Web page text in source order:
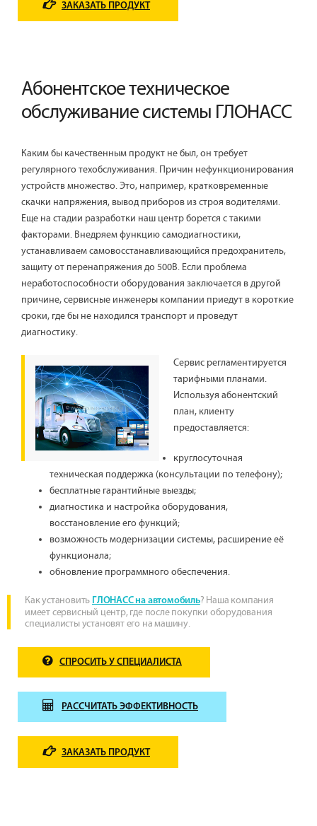
ЗАКАЗАТЬ ПРОДУКТ
Абонентское техническое
обслуживание системы ГЛОНАСС
Каким бы качественным продукт не был, он требует
регулярного техобслуживания. Причин нефункционирования
устройств множество. Это, например, кратковременные
скачки напряжения, вывод приборов из строя водителями.
Еще на стадии разработки наш центр борется с такими
факторами. Внедряем функцию самодиагностики,
устанавливаем самовосстанавливающийся предохранитель,
защиту от перенапряжения до 500В. Если проблема
неработоспособности оборудования заключается в другой
причине, сервисные инженеры компании приедут в короткие
сроки, где бы не находился транспорт и проведут
диагностику.
Сервис регламентируется
тарифными планами.
Используя абонентский
план, клиенту
предоставляется:
круглосуточная
техническая поддержка (консультации по телефону);
бесплатные гарантийные выезды;
диагностика и настройка оборудования,
восстановление его функций;
возможность модернизации системы, расширение её
функционала;
обновление программного обеспечения.
Как установить ГЛОНАСС на автомобиль? Наша компания
имеет сервисный центр, где после покупки оборудования
специалисты установят его на машину.
СПРОСИТЬ У СПЕЦИАЛИСТА
РАССЧИТАТЬ ЭФФЕКТИВНОСТЬ
ЗАКАЗАТЬ ПРОДУКТ